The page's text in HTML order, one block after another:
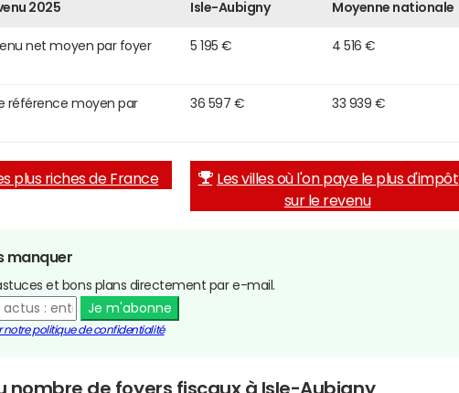
2025 Isle-Aubigny Moyenne nationale
net moyen par foyer
5 195 € 4 516 €
référence moyen par
36 597 € 33 939 €
plus riches de France
Les villes où l'on paye le plus d'impôt
sur le revenu
manquer
et bons plans directement par e-mail.
Je m'abonne
notre politique de confidentialité
nombre de foyers fiscaux à Isle-Aubigny